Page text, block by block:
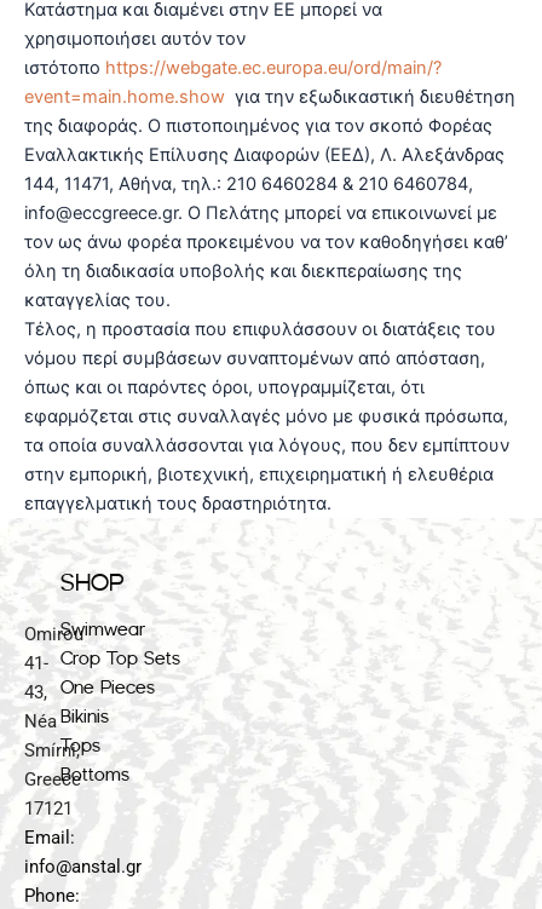
Κατάστημα και διαμένει στην ΕΕ μπορεί να
χρησιμοποιήσει αυτόν τον
ιστότοπο https://webgate.ec.europa.eu/ord/main/?
event=main.home.show για την εξωδικαστική διευθέτηση
της διαφοράς. Ο πιστοποιημένος για τον σκοπό Φορέας
Εναλλακτικής Επίλυσης Διαφορών (ΕΕΔ), Λ. Αλεξάνδρας
144, 11471, Αθήνα, τηλ.: 210 6460284 & 210 6460784,
info@eccgreece.gr. Ο Πελάτης μπορεί να επικοινωνεί με
τον ως άνω φορέα προκειμένου να τον καθοδηγήσει καθ’
όλη τη διαδικασία υποβολής και διεκπεραίωσης της
καταγγελίας του.
Tέλος, η προστασία που επιφυλάσσουν οι διατάξεις του
νόμου περί συμβάσεων συναπτομένων από απόσταση,
όπως και οι παρόντες όροι, υπογραμμίζεται, ότι
εφαρμόζεται στις συναλλαγές μόνο με φυσικά πρόσωπα,
τα οποία συναλλάσσονται για λόγους, που δεν εμπίπτουν
στην εμπορική, βιοτεχνική, επιχειρηματική ή ελευθέρια
επαγγελματική τους δραστηριότητα.
Omirou
41-
43,
Néa
Smírni,
Greece
17121
Email:
info@anstal.gr
Phone:
SHOP
Swimwear
Crop Top Sets
One Pieces
Bikinis
Tops
Bottoms